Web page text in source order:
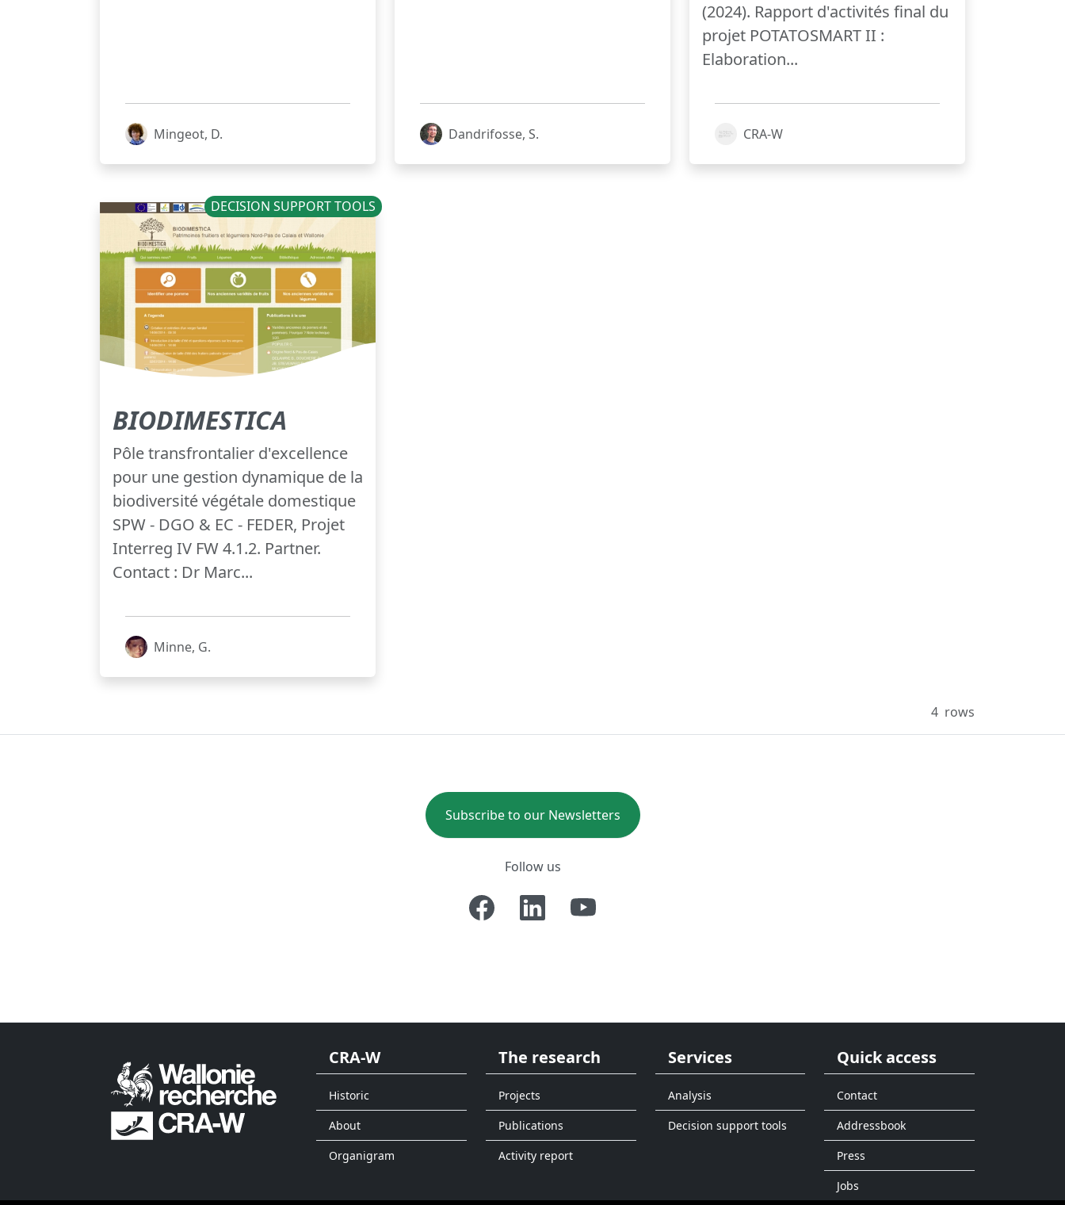
Mingeot, D. Dandrifosse, S.
(2024). Rapport d'activités final du
projet POTATOSMART II :
Elaboration...
CRA-W
DECISION SUPPORT TOOLS
BIODIMESTICA
Pôle transfrontalier d'excellence
pour une gestion dynamique de la
biodiversité végétale domestique
SPW - DGO & EC - FEDER, Projet
Interreg IV FW 4.1.2. Partner.
Contact : Dr Marc...
Minne, G.
4 rows
Subscribe to our Newsletters
Follow us
CRA-W
Historic
About
Organigram
The research
Projects
Publications
Activity report
Services
Analysis
Decision support tools
Quick access
Contact
Addressbook
Press
Jobs